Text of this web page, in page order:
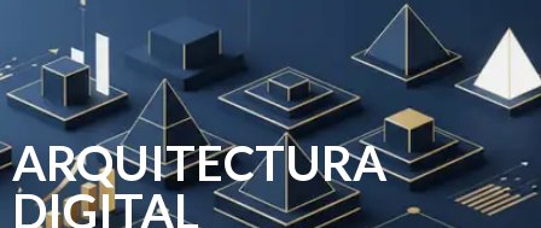
ARQUITECTURA
DIGITAL